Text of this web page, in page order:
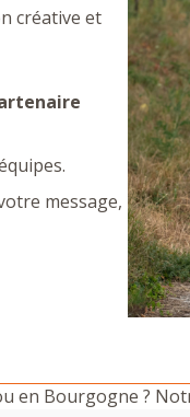
créative et
message,
en Bourgogne ?